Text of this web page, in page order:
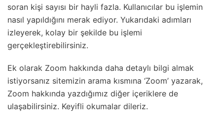
soran kişi sayısı bir hayli fazla. Kullanıcılar bu işlemin
nasıl yapıldığını merak ediyor. Yukarıdaki adımları
izleyerek, kolay bir şekilde bu işlemi
gerçekleştirebilirsiniz.
Ek olarak Zoom hakkında daha detaylı bilgi almak
istiyorsanız sitemizin arama kısmına ‘Zoom’ yazarak,
Zoom hakkında yazdığımız diğer içeriklere de
ulaşabilirsiniz. Keyifli okumalar dileriz.